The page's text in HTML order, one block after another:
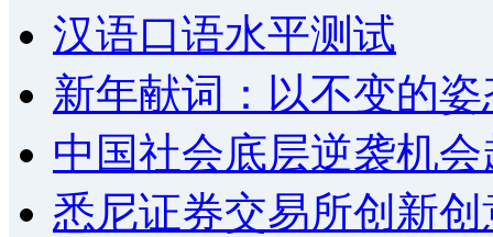
汉语口语水平测试
新年献词：以不变的
中国社会底层逆袭机
悉尼证券交易所创新